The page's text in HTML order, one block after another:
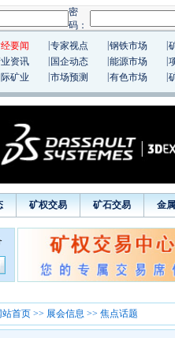
要闻 专家视点 钢铁市场
资讯
国企动态 能源市场
际矿业
市场预测 有色市场
矿权交易 矿石交易 金
站首页 >> 展会信息 >> 焦点话题